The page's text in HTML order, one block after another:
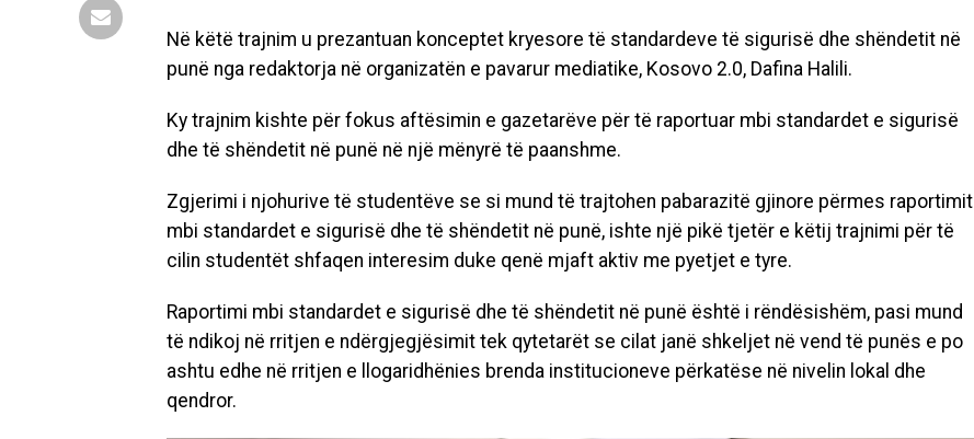
Në këtë trajnim u prezantuan konceptet kryesore të standardeve të sigurisë dhe shëndetit në
punë nga redaktorja në organizatën e pavarur mediatike, Kosovo 2.0, Dafina Halili.
Ky trajnim kishte për fokus aftësimin e gazetarëve për të raportuar mbi standardet e sigurisë
dhe të shëndetit në punë në një mënyrë të paanshme.
Zgjerimi i njohurive të studentëve se si mund të trajtohen pabarazitë gjinore përmes raportimit
mbi standardet e sigurisë dhe të shëndetit në punë, ishte një pikë tjetër e këtij trajnimi për të
cilin studentët shfaqen interesim duke qenë mjaft aktiv me pyetjet e tyre.
Raportimi mbi standardet e sigurisë dhe të shëndetit në punë është i rëndësishëm, pasi mund
të ndikoj në rritjen e ndërgjegjësimit tek qytetarët se cilat janë shkeljet në vend të punës e po
ashtu edhe në rritjen e llogaridhënies brenda institucioneve përkatëse në nivelin lokal dhe
qendror.